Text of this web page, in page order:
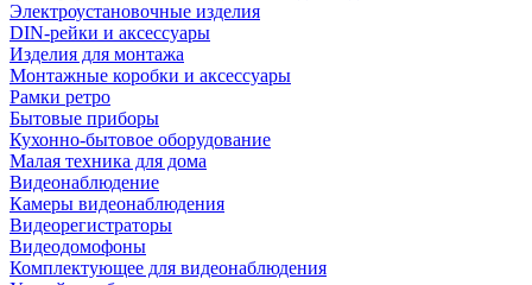
Электроустановочные изделия
DIN-рейки и аксессуары
Изделия для монтажа
Монтажные коробки и аксессуары
Рамки ретро
Бытовые приборы
Кухонно-бытовое оборудование
Малая техника для дома
Видеонаблюдение
Камеры видеонаблюдения
Видеорегистраторы
Видеодомофоны
Комплектующее для видеонаблюдения